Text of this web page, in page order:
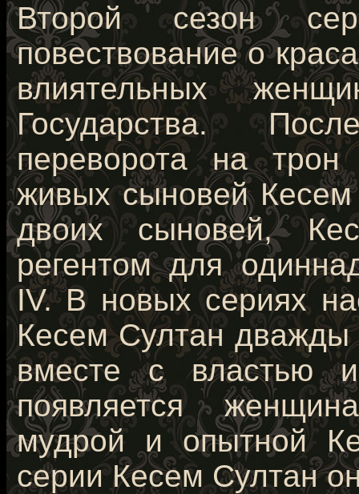
Второй сезон
повествование о
влиятельных
Государства.
переворота на
живых сыновей
двоих сыновей,
регентом для
IV. В новых сериях
Кесем Султан дважды
вместе с властью
появляется
мудрой и опытной
серии Кесем Султан